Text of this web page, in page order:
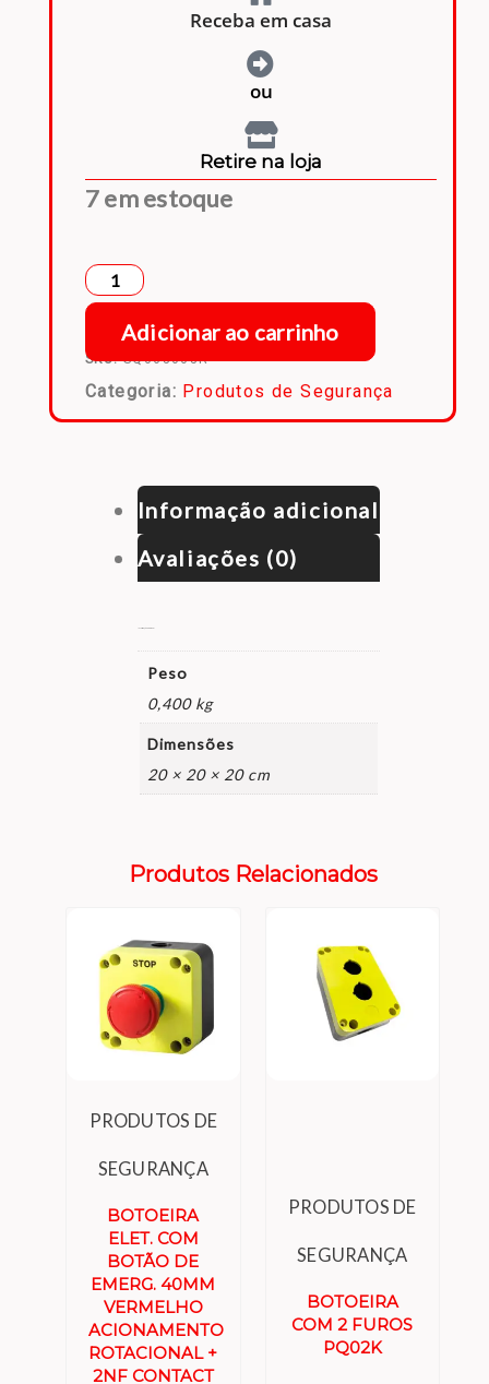
Receba em casa
ou
Retire na loja
7 em estoque
Adicionar ao carrinho
SKU:SQ063003R
Categoria: Produtos de Segurança
Informação adicional
Avaliações (0)
Peso
0,400 kg
Dimensões
20 × 20 × 20 cm
Produtos Relacionados
PRODUTOS DE
SEGURANÇA
BOTOEIRA
ELET. COM
BOTÃO DE
EMERG. 40MM
VERMELHO
ACIONAMENTO
ROTACIONAL +
2NF CONTACT
PRODUTOS DE
SEGURANÇA
BOTOEIRA
COM 2 FUROS
PQ02K